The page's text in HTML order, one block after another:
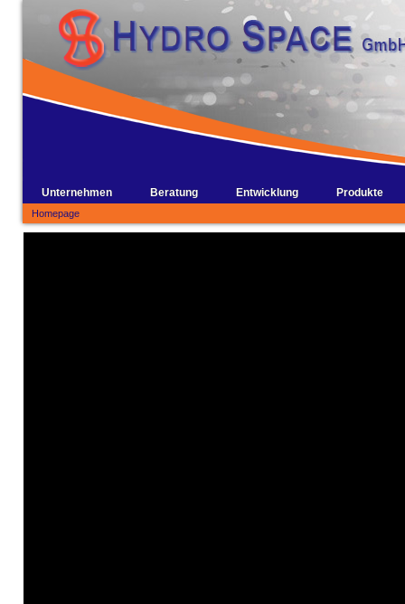
Unternehmen Beratung Entwicklung Produkte
Homepage